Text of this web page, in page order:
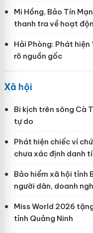
Mi Hồng, Bảo Tín
thanh tra về hoạt
Hải Phòng: Phát
rõ nguồn gốc
Xã hội
Bi kịch trên sông Cà
tự do
Phát hiện chiếc ví
chưa xác định danh
Bảo hiểm xã hội tỉnh
người dân, doanh
Miss World 2026
tỉnh Quảng Ninh